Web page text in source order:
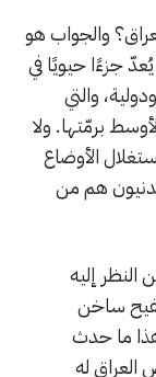
والجواب هو
جزءًا حيويًا في
والتي
برمّتها. ولا
الأوضاع
هم من
النظر إليه
ساخن
ما حدث
له